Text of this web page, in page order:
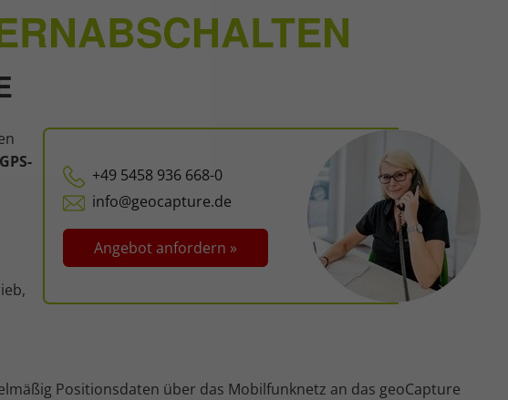
+49 5458 936 668-0
info@geocapture.de
Angebot anfordern »
GPS-
Positionsdaten über das Mobilfunknetz an das geoCapture